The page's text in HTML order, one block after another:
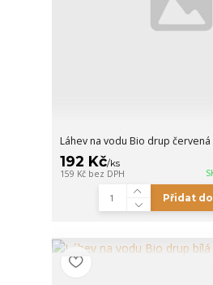
Láhev na vodu Bio drup červená
192 Kč/ks
159 Kč bez DPH
Přidat